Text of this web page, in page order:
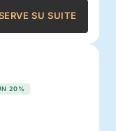
SU SUITE
20%